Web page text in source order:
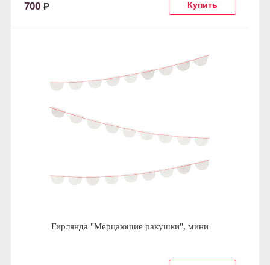
700 Р
Гирлянда "Мерцающие ракушки", мини